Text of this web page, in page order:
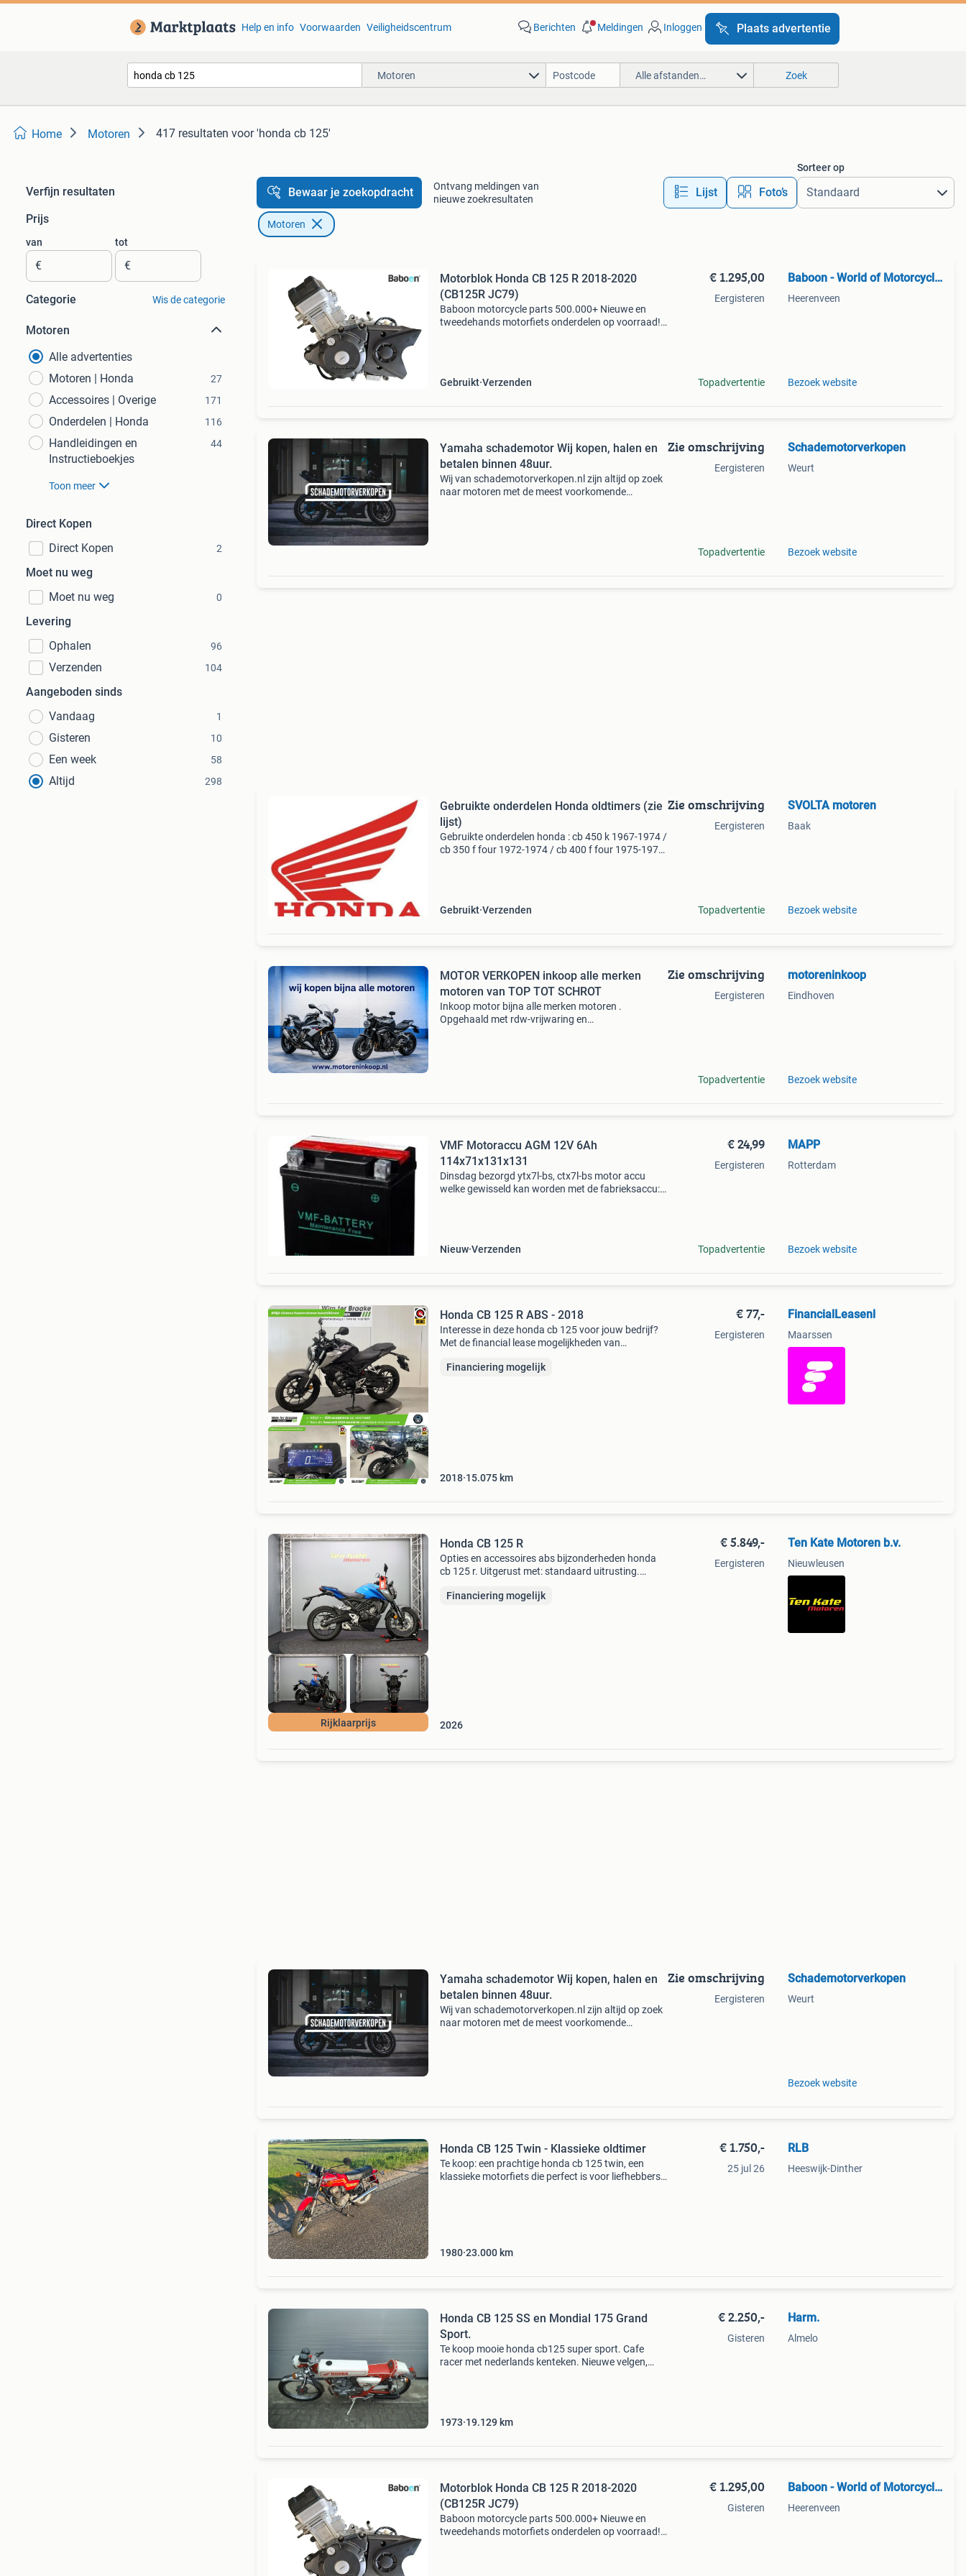
Help en info Voorwaarden Veiligheidscentrum Berichten Meldingen Inloggen Plaats advertentie
Motoren Alle afstanden… Zoek
Home Motoren 417 resultaten voor 'honda cb 125'
Verfijn resultaten
Prijs
van
€
tot
€
Categorie Wis de categorie
Motoren
Alle advertenties
Motoren | Honda
27
Accessoires | Overige 171
Onderdelen | Honda 116
Handleidingen en
Instructieboekjes
44
Toon meer
Direct Kopen
Direct Kopen
2
Moet nu weg
Moet nu weg
0
Levering
Ophalen
96
Verzenden 104
Aangeboden sinds
Vandaag
1
Gisteren 10
Een week 58
Altijd 298
Bewaar je zoekopdracht
Ontvang meldingen van
nieuwe zoekresultaten
Lijst Foto’s
Sorteer op
Motoren
Motorblok Honda CB 125 R 2018-2020
(CB125R JC79)
Baboon motorcycle parts 500.000+ Nieuwe en
tweedehands motorfiets onderdelen op voorraad!
Gebruikt Verzenden
€ 1.295,00
Eergisteren
Topadvertentie
Baboon - World of Motorcycle Parts
Heerenveen
Bezoek website
Yamaha schademotor Wij kopen, halen en
betalen binnen 48uur.
Wij van schademotorverkopen.nl zijn altijd op zoek
naar motoren met de meest voorkomende
Zie omschrijving
Eergisteren
Topadvertentie
Schademotorverkopen
Weurt
Bezoek website
Gebruikte onderdelen Honda oldtimers (zie
lijst)
Gebruikte onderdelen honda : cb 450 k 1967-1974 /
cb 350 f four 1972-1974 / cb 400 f four 1975-1978
Gebruikt Verzenden
Zie omschrijving
Eergisteren
Topadvertentie
SVOLTA motoren
Baak
Bezoek website
MOTOR VERKOPEN inkoop alle merken
motoren van TOP TOT SCHROT
Inkoop motor bijna alle merken motoren .
Opgehaald met rdw-vrijwaring en
Zie omschrijving
Eergisteren
Topadvertentie
motoreninkoop
Eindhoven
Bezoek website
VMF Motoraccu AGM 12V 6Ah
114x71x131x131
Dinsdag bezorgd ytx7l-bs, ctx7l-bs motor accu
welke gewisseld kan worden met de fabrieksaccu:
Nieuw Verzenden
€ 24,99
Eergisteren
Topadvertentie
MAPP
Rotterdam
Bezoek website
Honda CB 125 R ABS - 2018
Interesse in deze honda cb 125 voor jouw bedrijf?
Met de financial lease mogelijkheden van
time eigenaar van deze auto. Twijfel? Gewoon
Financiering mogelijk
2018 15.075 km
€ 77,-
Eergisteren
FinancialLeasenl
Maarssen
Rijklaarprijs
Honda CB 125 R
Opties en accessoires abs bijzonderheden honda
cb 125 r. Uitgerust met: standaard uitrusting.
zes jaar fabrieksgarantie. De prijs is volledig rijklaar.
Financiering mogelijk
2026
€ 5.849,-
Eergisteren
Ten Kate Motoren b.v.
Nieuwleusen
Yamaha schademotor Wij kopen, halen en
betalen binnen 48uur.
Wij van schademotorverkopen.nl zijn altijd op zoek
naar motoren met de meest voorkomende
Zie omschrijving
Eergisteren
Schademotorverkopen
Weurt
Bezoek website
Honda CB 125 Twin - Klassieke oldtimer
Te koop: een prachtige honda cb 125 twin, een
klassieke motorfiets die perfect is voor liefhebbers
1980 23.000 km
€ 1.750,-
25 jul 26
RLB
Heeswijk-Dinther
Honda CB 125 SS en Mondial 175 Grand
Sport.
Te koop mooie honda cb125 super sport. Cafe
racer met nederlands kenteken. Nieuwe velgen,
1973 19.129 km
€ 2.250,-
Gisteren
Harm.
Almelo
Motorblok Honda CB 125 R 2018-2020
(CB125R JC79)
Baboon motorcycle parts 500.000+ Nieuwe en
tweedehands motorfiets onderdelen op voorraad!
€ 1.295,00
Gisteren
Baboon - World of Motorcycle Parts
Heerenveen